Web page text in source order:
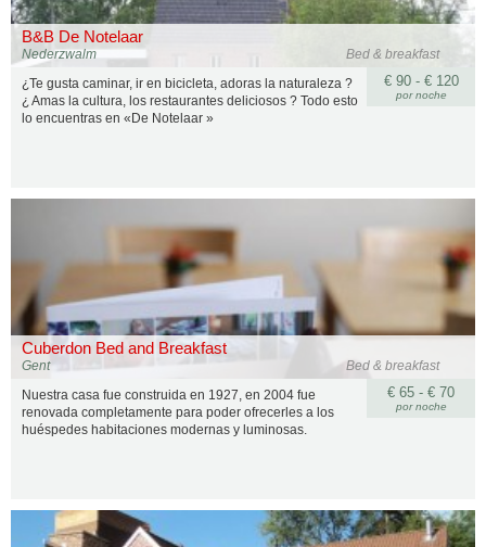
B&B De Notelaar
Bed & breakfast
Nederzwalm
€ 90 - € 120
por noche
¿Te gusta caminar, ir en bicicleta, adoras la naturaleza ?
¿ Amas la cultura, los restaurantes deliciosos ? Todo esto
lo encuentras en «De Notelaar »
Cuberdon Bed and Breakfast
Bed & breakfast
Gent
€ 65 - € 70
por noche
Nuestra casa fue construida en 1927, en 2004 fue
renovada completamente para poder ofrecerles a los
huéspedes habitaciones modernas y luminosas.